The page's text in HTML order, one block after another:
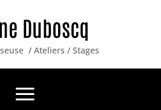
Duboscq
/ Ateliers / Stages